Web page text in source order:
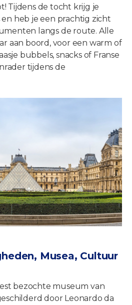
Tijdens de tocht krijg je
heb je een prachtig zicht
langs de route. Alle
aan boord, voor een warm of
bubbels, snacks of Franse
tijdens de
Musea, Cultuur
bezochte museum van
door Leonardo da